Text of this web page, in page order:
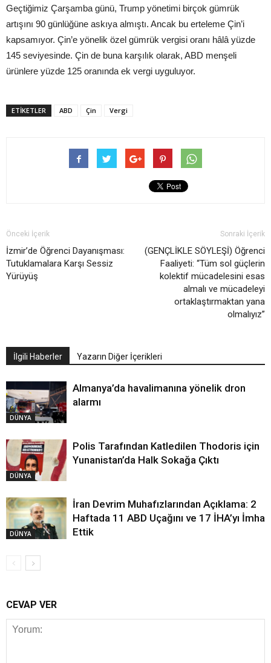
Geçtiğimiz Çarşamba günü, Trump yönetimi birçok gümrük
artışını 90 günlüğüne askıya almıştı. Ancak bu erteleme Çin’i
kapsamıyor. Çin’e yönelik özel gümrük vergisi oranı hâlâ yüzde
145 seviyesinde. Çin de buna karşılık olarak, ABD menşeli
ürünlere yüzde 125 oranında ek vergi uyguluyor.
ETIKETLER ABD Çin Vergi
Önceki İçerik
İzmir’de Öğrenci Dayanışması:
Tutuklamalara Karşı Sessiz
Yürüyüş
Sonraki İçerik
(GENÇLİKLE SÖYLEŞİ) Öğrenci
Faaliyeti: “Tüm sol güçlerin
kolektif mücadelesini esas
almalı ve mücadeleyi
ortaklaştırmaktan yana
olmalıyız”
İlgili Haberler Yazarın Diğer İçerikleri
DÜNYA
Almanya’da havalimanına yönelik dron
alarmı
DÜNYA
Polis Tarafından Katledilen Thodoris için
Yunanistan’da Halk Sokağa Çıktı
DÜNYA
İran Devrim Muhafızlarından Açıklama: 2
Haftada 11 ABD Uçağını ve 17 İHA’yı İmha
Ettik
CEVAP VER